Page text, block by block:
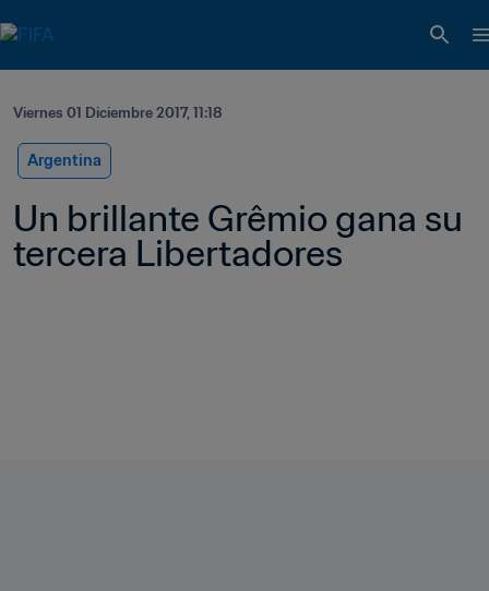
Viernes 01 Diciembre 2017, 11:18
Argentina
Un brillante Grêmio gana su
tercera Libertadores